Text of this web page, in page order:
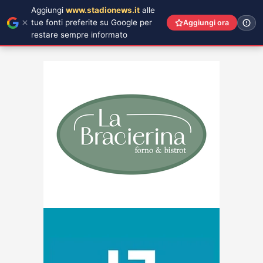
Aggiungi www.stadionews.it alle
tue fonti preferite su Google per
restare sempre informato
Aggiungi ora